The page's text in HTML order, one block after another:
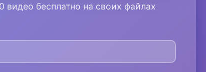
видео бесплатно на своих файлах